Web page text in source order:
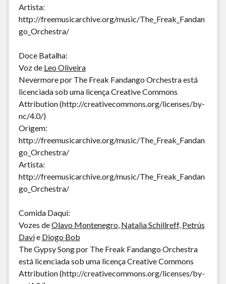
Artista:
http://freemusicarchive.org/music/The_Freak_Fandan
go_Orchestra/
Doce Batalha:
Voz de Leo Oliveira
Nevermore por The Freak Fandango Orchestra está
licenciada sob uma licença Creative Commons
Attribution (http://creativecommons.org/licenses/by-
nc/4.0/)
Origem:
http://freemusicarchive.org/music/The_Freak_Fandan
go_Orchestra/
Artista:
http://freemusicarchive.org/music/The_Freak_Fandan
go_Orchestra/
Comida Daqui:
Vozes deOlavo Montenegro, Natalia Schillreff, Petrús
Davie Diogo Bob
The Gypsy Song por The Freak Fandango Orchestra
está licenciada sob uma licença Creative Commons
Attribution (http://creativecommons.org/licenses/by-